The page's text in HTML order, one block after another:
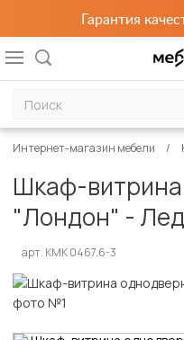
Гарантия
Интернет-магазин мебели
Шкаф-
"Лондон" -
арт. КМК 0467.6-3